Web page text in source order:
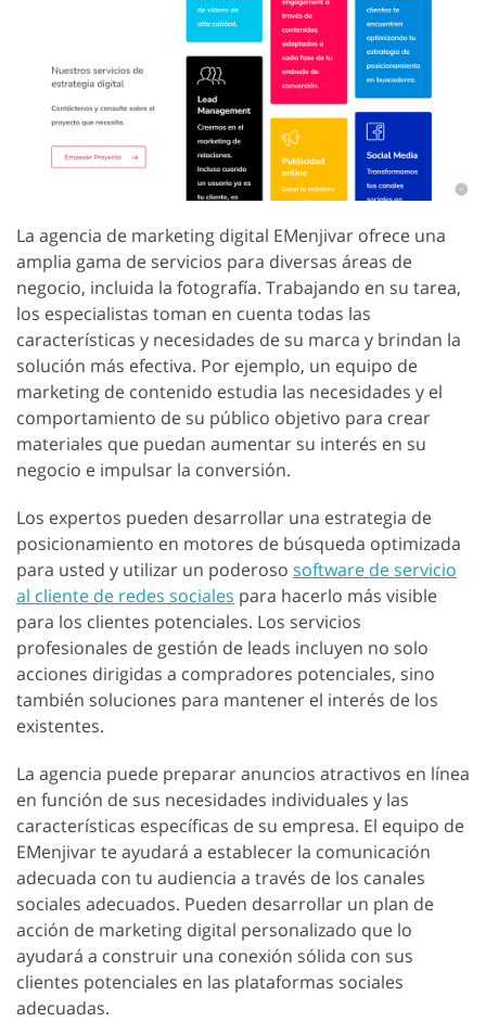
La agencia de marketing digital EMenjivar ofrece una
amplia gama de servicios para diversas áreas de
negocio, incluida la fotografía. Trabajando en su tarea,
los especialistas toman en cuenta todas las
características y necesidades de su marca y brindan la
solución más efectiva. Por ejemplo, un equipo de
marketing de contenido estudia las necesidades y el
comportamiento de su público objetivo para crear
materiales que puedan aumentar su interés en su
negocio e impulsar la conversión.
Los expertos pueden desarrollar una estrategia de
posicionamiento en motores de búsqueda optimizada
para usted y utilizar un poderoso software de servicio
al cliente de redes sociales para hacerlo más visible
para los clientes potenciales. Los servicios
profesionales de gestión de leads incluyen no solo
acciones dirigidas a compradores potenciales, sino
también soluciones para mantener el interés de los
existentes.
La agencia puede preparar anuncios atractivos en línea
en función de sus necesidades individuales y las
características específicas de su empresa. El equipo de
EMenjivar te ayudará a establecer la comunicación
adecuada con tu audiencia a través de los canales
sociales adecuados. Pueden desarrollar un plan de
acción de marketing digital personalizado que lo
ayudará a construir una conexión sólida con sus
clientes potenciales en las plataformas sociales
adecuadas.